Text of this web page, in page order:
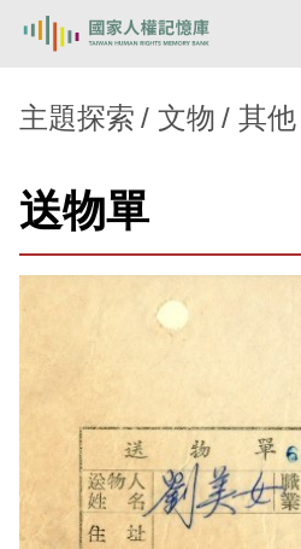
新生訓導處
主題探索
意見信箱
主題探索 文物 其他
送物單